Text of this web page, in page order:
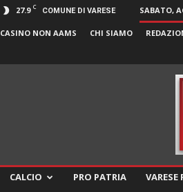
27.9 C COMUNE DI VARESE SABATO,
CASINO NON AAMS CHI SIAMO
CALCIO PRO PATRIA VARESE